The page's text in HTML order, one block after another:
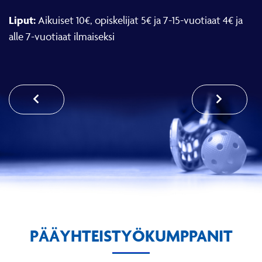
Liput: Aikuiset 10€, opiskelijat 5€ ja 7-15-vuotiaat 4€ ja
alle 7-vuotiaat ilmaiseksi
PÄÄYHTEISTYÖKUMPPANIT